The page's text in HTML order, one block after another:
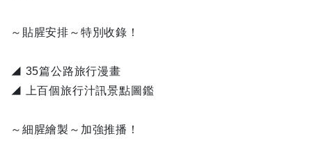
～貼腥安排～特別收錄！
◢ 35篇公路旅行漫畫
◢ 上百個旅行汁訊景點圖鑑
～細腥繪製～加強推播！